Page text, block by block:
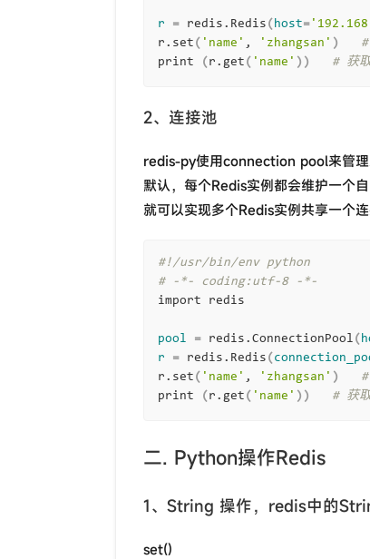
r = redis.Redis ( host=
r.set ( 'name' , 'zhangsan' )
print
( r.get ( 'name' )) # 获
2、连接池
redis-py使用connection pool来管理
默认，每个Redis实例都会维护一个
就可以实现多个Redis实例共享一个连
#!/usr/bin/env python
# -*- coding:utf-8 -*-
import redis
pool = redis.ConnectionPool (
r
= redis.Redis (
r.set ( 'name' , 'zhangsan' )
print
( r.get ( 'name' )) # 获
二. Python操作Redis
1、String 操作，redis中的
set()